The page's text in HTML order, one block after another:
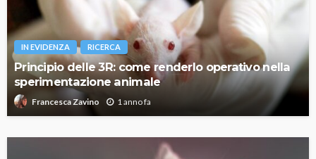
IN EVIDENZA RICERCA
Principio delle 3R: come renderlo operativo nella
sperimentazione animale
Francesca Zavino 1 anno fa